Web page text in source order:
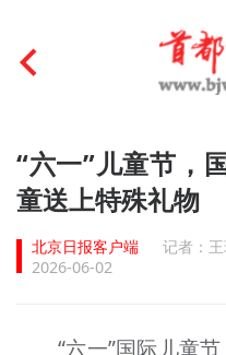
首页
文明创建
文明实践
“六一”儿童节，
童送上特殊礼物
北京日报客户端
记者：
2026-06-02
“六一”国际儿童